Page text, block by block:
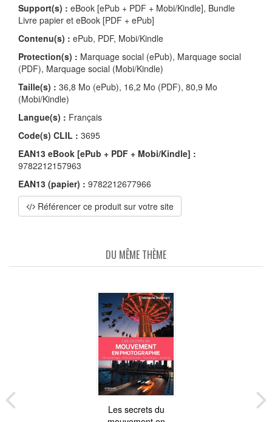
Support(s) : eBook [ePub + PDF + Mobi/Kindle], Bundle
Livre papier et eBook [PDF + ePub]
Contenu(s) : ePub, PDF, Mobi/Kindle
Protection(s) : Marquage social (ePub), Marquage social
(PDF), Marquage social (Mobi/Kindle)
Taille(s) : 36,8 Mo (ePub), 16,2 Mo (PDF), 80,9 Mo
(Mobi/Kindle)
Langue(s) : Français
Code(s) CLIL : 3695
EAN13 eBook [ePub + PDF + Mobi/Kindle] :
9782212157963
EAN13 (papier) : 9782212677966
Référencer ce produit sur votre site
DU MÊME THÈME
Les secrets du